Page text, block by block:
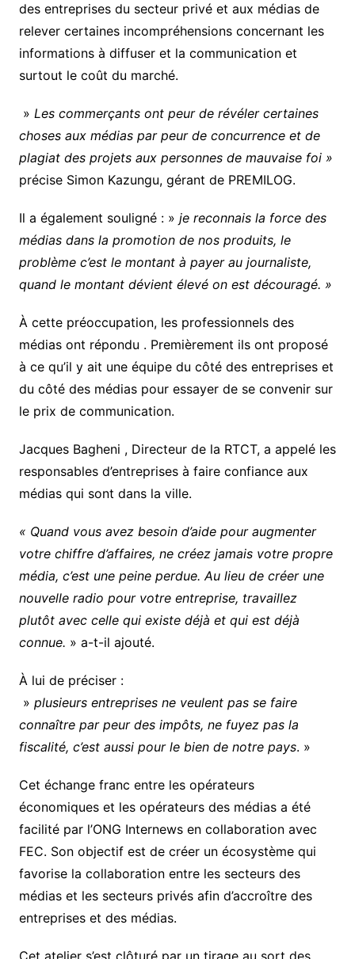
des entreprises du secteur privé et aux médias de
relever certaines incompréhensions concernant les
informations à diffuser et la communication et
surtout le coût du marché.
» Les commerçants ont peur de révéler certaines
choses aux médias par peur de concurrence et de
plagiat des projets aux personnes de mauvaise foi »
précise Simon Kazungu, gérant de PREMILOG.
Il a également souligné : » je reconnais la force des
médias dans la promotion de nos produits, le
problème c’est le montant à payer au journaliste,
quand le montant dévient élevé on est découragé. »
À cette préoccupation, les professionnels des
médias ont répondu . Premièrement ils ont proposé
à ce qu’il y ait une équipe du côté des entreprises et
du côté des médias pour essayer de se convenir sur
le prix de communication.
Jacques Bagheni , Directeur de la RTCT, a appelé les
responsables d’entreprises à faire confiance aux
médias qui sont dans la ville.
« Quand vous avez besoin d’aide pour augmenter
votre chiffre d’affaires, ne créez jamais votre propre
média, c’est une peine perdue. Au lieu de créer une
nouvelle radio pour votre entreprise, travaillez
plutôt avec celle qui existe déjà et qui est déjà
connue. » a-t-il ajouté.
À lui de préciser :
» plusieurs entreprises ne veulent pas se faire
connaître par peur des impôts, ne fuyez pas la
fiscalité, c’est aussi pour le bien de notre pays. »
Cet échange franc entre les opérateurs
économiques et les opérateurs des médias a été
facilité par l’ONG Internews en collaboration avec
FEC. Son objectif est de créer un écosystème qui
favorise la collaboration entre les secteurs des
médias et les secteurs privés afin d’accroître des
entreprises et des médias.
Cet atelier s’est clôturé par un tirage au sort des